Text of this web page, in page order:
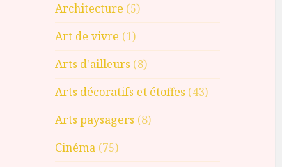
Architecture (5)
Art de vivre (1)
Arts d'ailleurs (8)
Arts décoratifs et étoffes (43)
Arts paysagers (8)
Cinéma (75)